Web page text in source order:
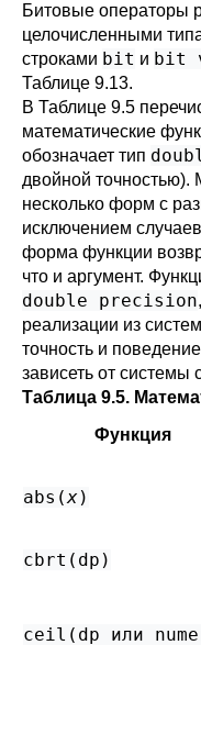
Битовые операторы
целочисленными
строками bit и bit
Таблице 9.13.
В Таблице 9.5
математические
обозначает тип
двойной точностью).
несколько форм с
исключением
форма функции
что и аргумент.
double precision
реализации из
точность и
зависеть от системы
Таблица 9.5.
Функция
abs(x)
cbrt( dp )
ceil( dp или